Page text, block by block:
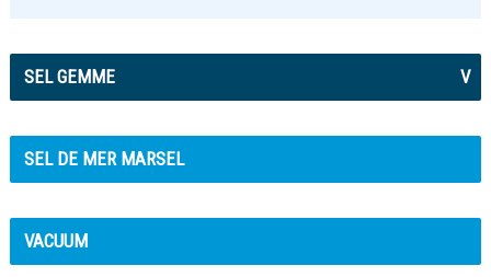
SEL GEMME V
SEL DE MER MARSEL
VACUUM